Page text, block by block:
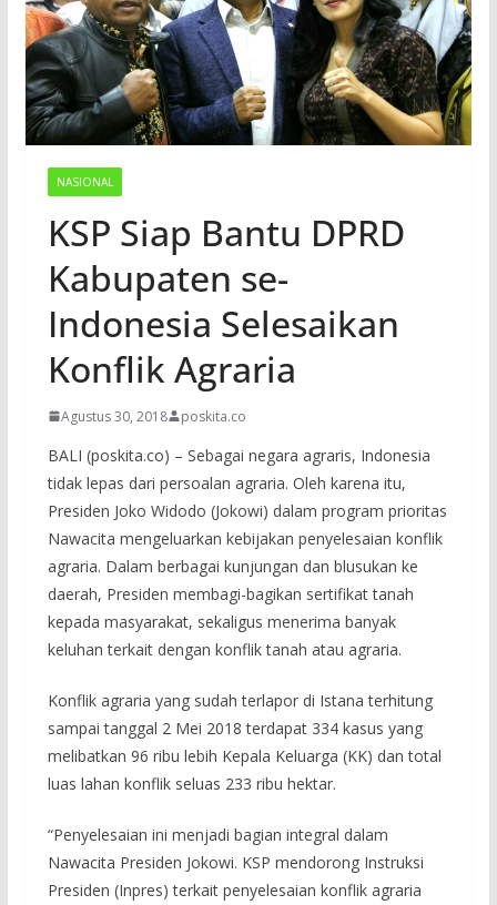
NASIONAL
KSP Siap Bantu DPRD
Kabupaten se-
Indonesia Selesaikan
Konflik Agraria
Agustus 30, 2018 poskita.co
BALI (poskita.co) – Sebagai negara agraris, Indonesia
tidak lepas dari persoalan agraria. Oleh karena itu,
Presiden Joko Widodo (Jokowi) dalam program prioritas
Nawacita mengeluarkan kebijakan penyelesaian konflik
agraria. Dalam berbagai kunjungan dan blusukan ke
daerah, Presiden membagi-bagikan sertifikat tanah
kepada masyarakat, sekaligus menerima banyak
keluhan terkait dengan konflik tanah atau agraria.
Konflik agraria yang sudah terlapor di Istana terhitung
sampai tanggal 2 Mei 2018 terdapat 334 kasus yang
melibatkan 96 ribu lebih Kepala Keluarga (KK) dan total
luas lahan konflik seluas 233 ribu hektar.
“Penyelesaian ini menjadi bagian integral dalam
Nawacita Presiden Jokowi. KSP mendorong Instruksi
Presiden (Inpres) terkait penyelesaian konflik agraria